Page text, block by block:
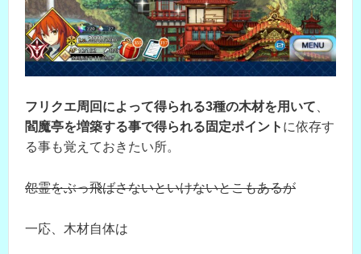
フリクエ周回によって得られる3種の木材を用いて、
閻魔亭を増築する事で得られる固定ポイント に依存す
る事も覚えておきたい所。
怨霊をぶっ飛ばさないといけないとこもあるが
一応、木材自体は